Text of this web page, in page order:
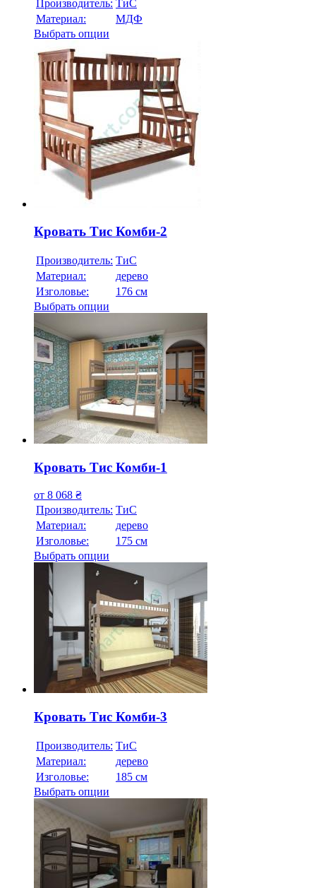
Производитель: ТиС
Материал:
МДФ
Выбрать опции
Кровать Тис Комби-2
Производитель: ТиС
Материал:
дерево
Изголовье:
176 см
Выбрать опции
Кровать Тис Комби-1
от 8 068 ₴
Производитель: ТиС
Материал:
дерево
Изголовье:
175 см
Выбрать опции
Кровать Тис Комби-3
Производитель: ТиС
Материал:
дерево
Изголовье:
185 см
Выбрать опции